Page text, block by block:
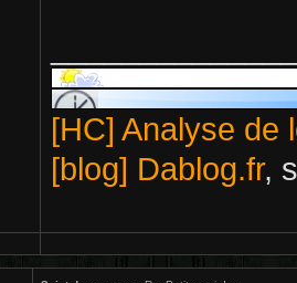
[HC] Analyse de
[blog] Dablog.fr,